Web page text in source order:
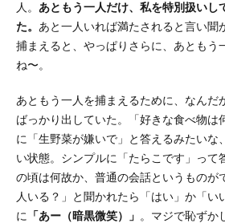
人。 あともう一人だけ、私を特別扱いし
た。 あと一人いれば満たされると言い聞
捕まえると、やっぱりさらに、あともう
ね〜。
あともう一人を捕まえるために、なんだ
ばっかり出していた。「好きな食べ物は
に「生野菜が嫌いで」と答えるみたいな
い状態。シンプルに「たらこです」って
の頃は何故か、普通の会話というものが
人いる？」と聞かれたら「はい」か「い
に
「あー（暗黒微笑）」 。マジで恥ずか